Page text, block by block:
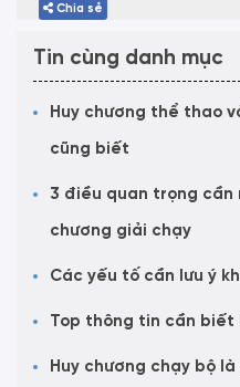
Chia sẻ
Tin cùng danh mục
Huy chương thể thao
cũng biết
3 điều quan trọng
chương giải chạy
Các yếu tố cần lưu ý
Top thông tin cần biết
Huy chương chạy bộ